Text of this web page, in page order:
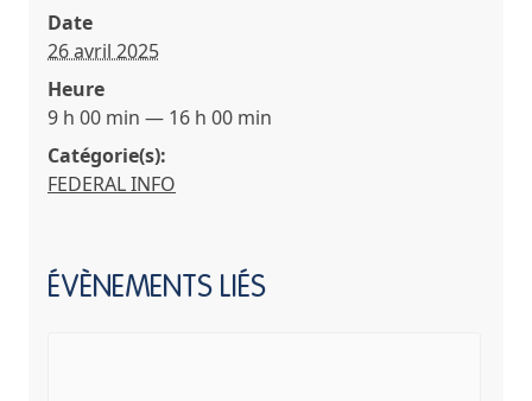
Date
26 avril 2025
Heure
9 h 00 min — 16 h 00 min
Catégorie(s):
FEDERAL INFO
ÉVÈNEMENTS LIÉS